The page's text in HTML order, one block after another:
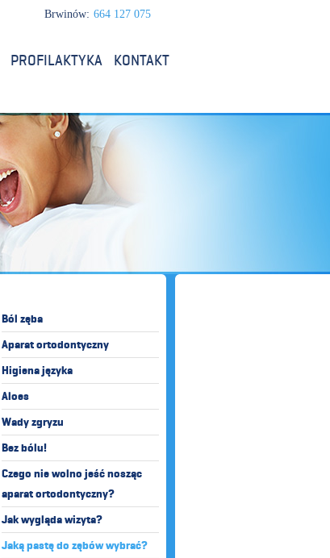
Brwinów: 664 127 075
PROFILAKTYKA KONTAKT
Ból zęba
Aparat ortodontyczny
Higiena języka
Aloes
Wady zgryzu
Bez bólu!
Czego nie wolno jeść nosząc
aparat ortodontyczny?
Jak wygląda wizyta?
Jaką pastę do zębów wybrać?